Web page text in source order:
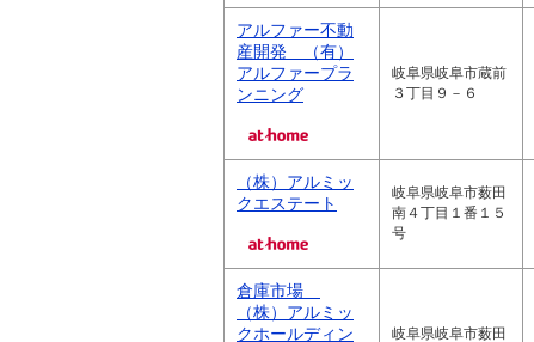
アルファー不動
産開発 （有）
アルファープラ
ンニング
岐阜県岐阜市蔵前
３丁目９－６
（株）アルミッ
クエステート
岐阜県岐阜市薮田
南４丁目１番１５
号
倉庫市場
（株）アルミッ
クホールディン
岐阜県岐阜市薮田